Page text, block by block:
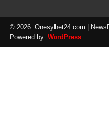
© 2026: Onesylhet24.com |
Powered by: WordPress